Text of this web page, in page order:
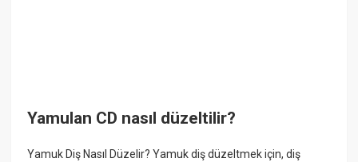
Yamulan CD nasıl düzeltilir?
Yamuk Diş Nasıl Düzelir? Yamuk diş düzeltmek için, diş